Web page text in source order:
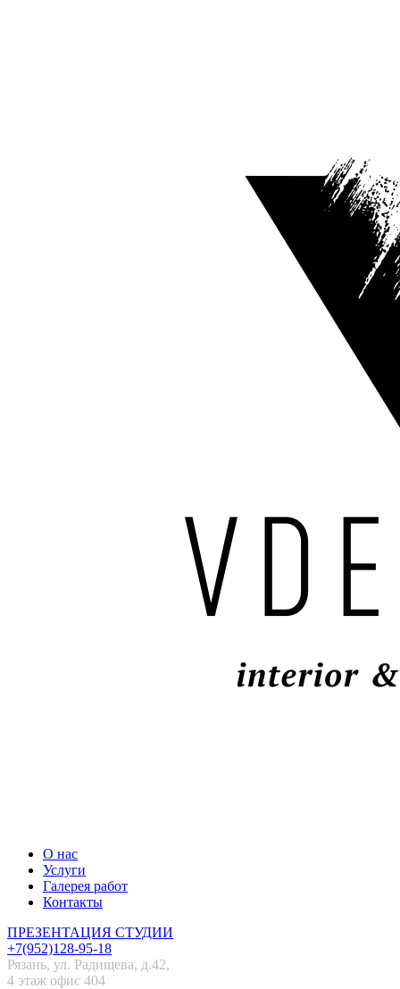
О нас
Услуги
Галерея работ
Контакты
ПРЕЗЕНТАЦИЯ СТУДИИ
+7(952)128-95-18
Рязань, ул. Радищева, д.42,
4 этаж офис 404